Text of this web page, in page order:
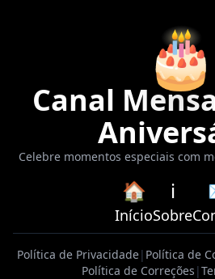
🎂
Canal
Celebre momentos especiais com
🏠
Início
ℹ️
Sobre
Política de Privacidade| Política de
Política de Correções |